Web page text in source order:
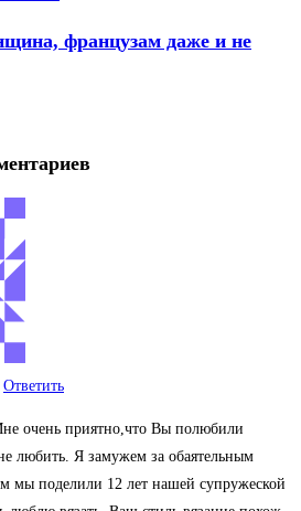
французам даже и не
Ответить
очень приятно,что Вы полюбили
любить. Я замужем за обаятельным
мы поделили 12 лет нашей супружеской